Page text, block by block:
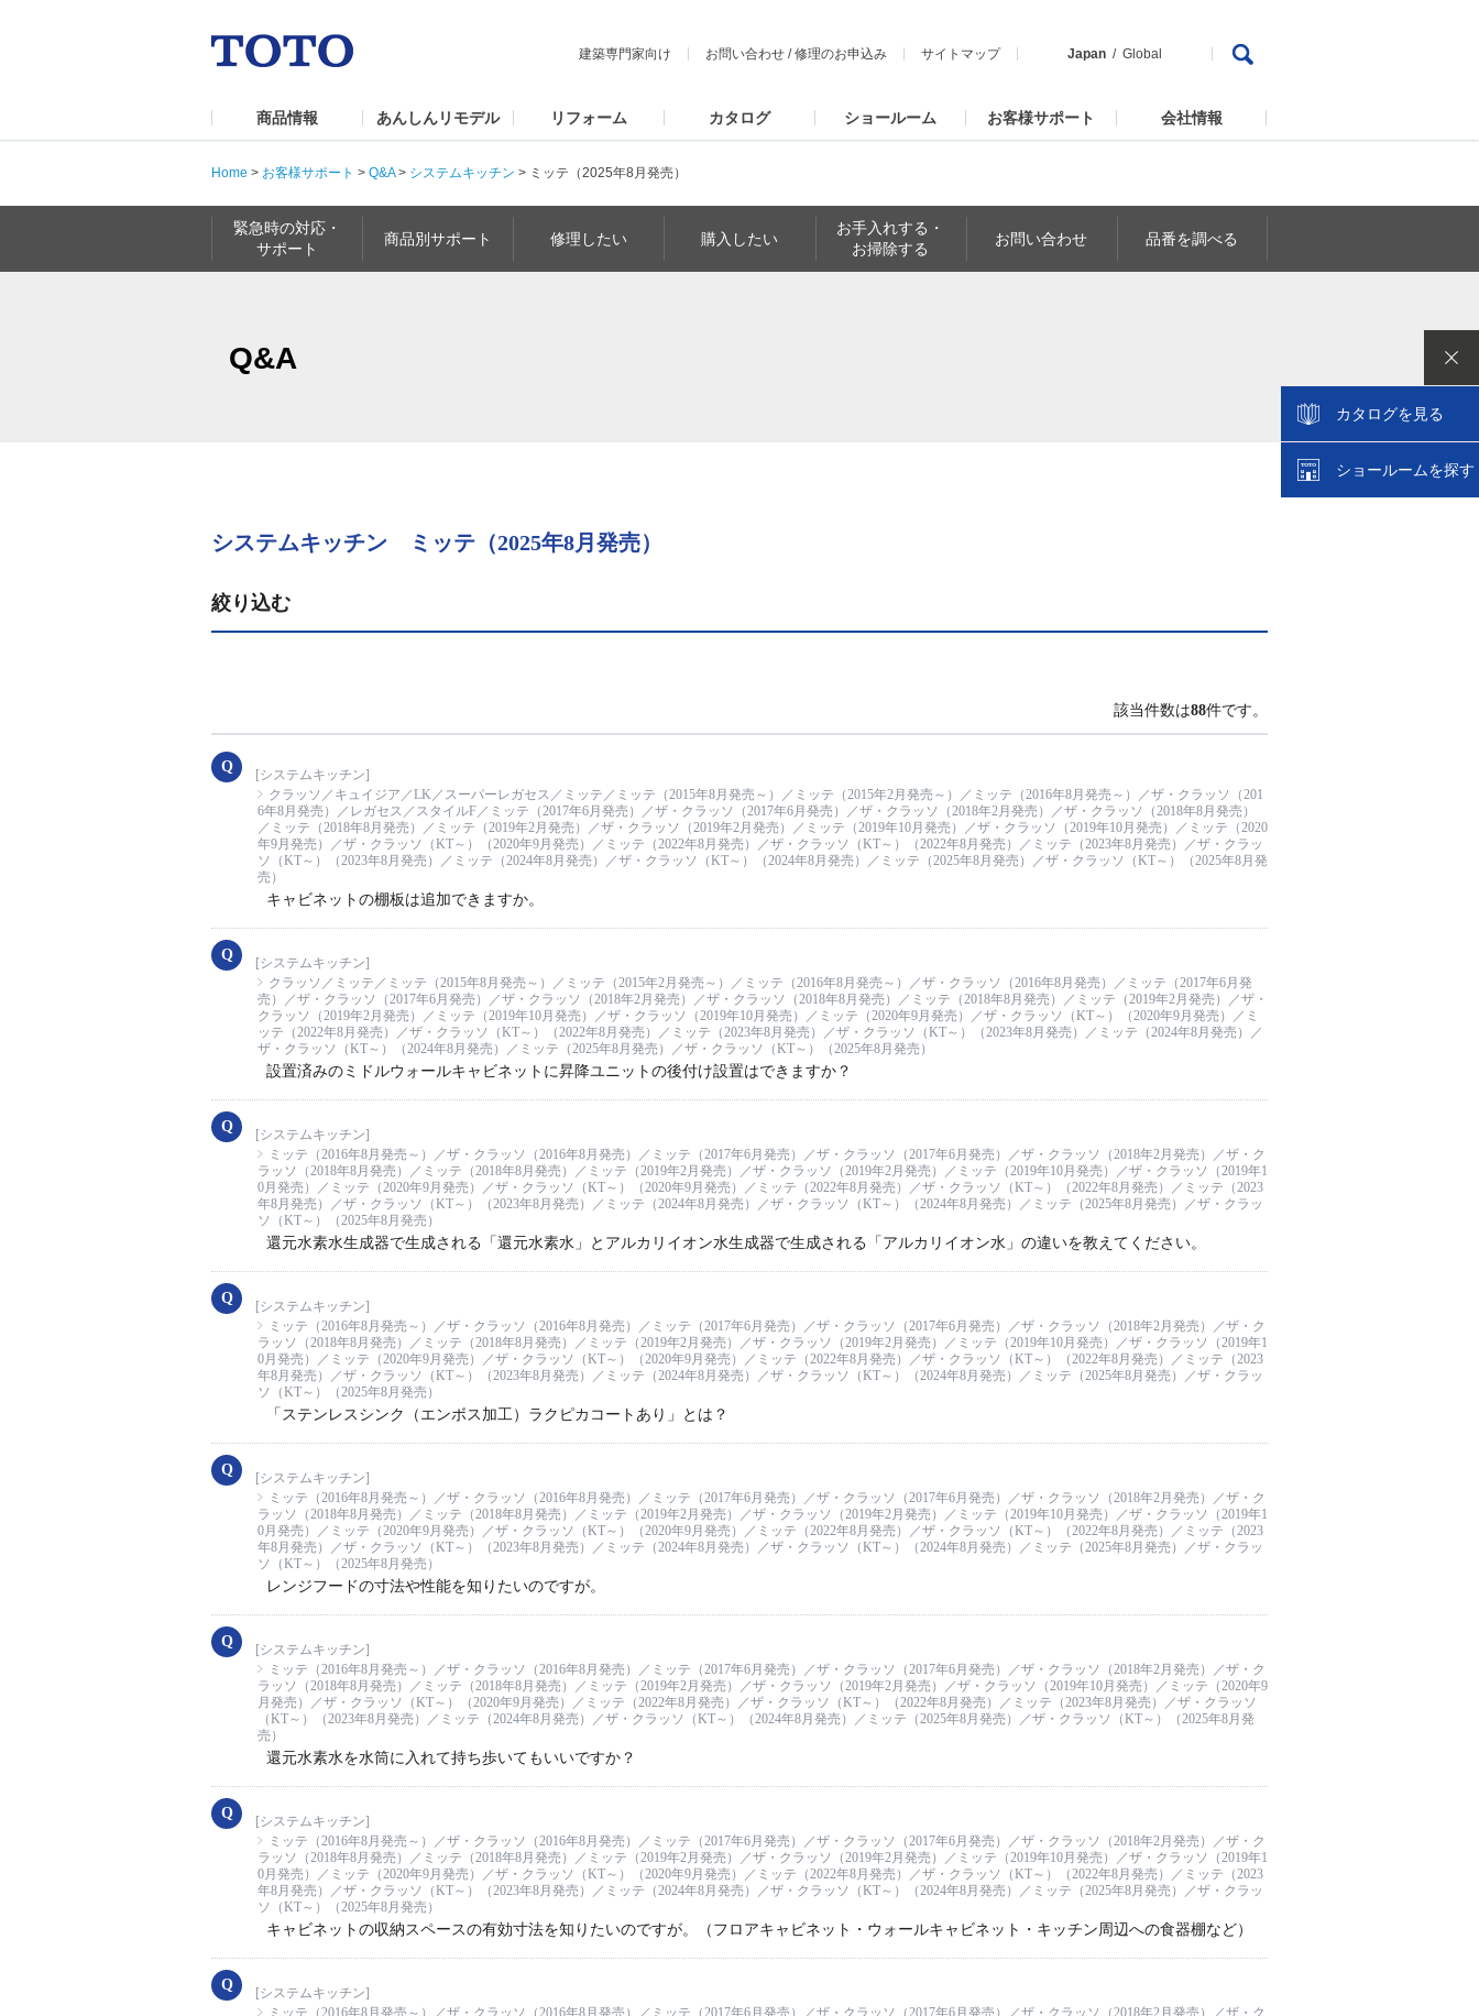
建築専門家向け お問い合わせ /修理のお申込み サイトマップ Japan Global
商品情報 あんしんリモデル リフォーム カタログ ショールーム お客様サポート 会社情報
Home > お客様サポート > Q&A> システムキッチン > ミッテ（2025年8月発売）
緊急時の対応・
サポート
商品別サポート 修理したい 購入したい
お手入れする・
お掃除する
お問い合わせ 品番を調べる
カタログを見る
ショールームを探す
Q&A
システムキッチン ミッテ（2025年8月発売）
絞り込む
該当件数は88件です。
[システムキッチン]
クラッソ／キュイジア／LK／スーパーレガセス／ミッテ／ミッテ（2015年8月発売～）／ミッテ（2015年2月発売～）／ミッテ（2016年8月発売～）／ザ・クラッソ（201
6年8月発売）／レガセス／スタイルF／ミッテ（2017年6月発売）／ザ・クラッソ（2017年6月発売）／ザ・クラッソ（2018年2月発売）／ザ・クラッソ（2018年8月発売）
／ミッテ（2018年8月発売）／ミッテ（2019年2月発売）／ザ・クラッソ（2019年2月発売）／ミッテ（2019年10月発売）／ザ・クラッソ（2019年10月発売）／ミッテ（2020
年9月発売）／ザ・クラッソ（KT～）（2020年9月発売）／ミッテ（2022年8月発売）／ザ・クラッソ（KT～）（2022年8月発売）／ミッテ（2023年8月発売）／ザ・クラッ
ソ（KT～）（2023年8月発売）／ミッテ（2024年8月発売）／ザ・クラッソ（KT～）（2024年8月発売）／ミッテ（2025年8月発売）／ザ・クラッソ（KT～）（2025年8月発
売）
キャビネットの棚板は追加できますか。
[システムキッチン]
クラッソ／ミッテ／ミッテ（2015年8月発売～）／ミッテ（2015年2月発売～）／ミッテ（2016年8月発売～）／ザ・クラッソ（2016年8月発売）／ミッテ（2017年6月発
売）／ザ・クラッソ（2017年6月発売）／ザ・クラッソ（2018年2月発売）／ザ・クラッソ（2018年8月発売）／ミッテ（2018年8月発売）／ミッテ（2019年2月発売）／ザ・
クラッソ（2019年2月発売）／ミッテ（2019年10月発売）／ザ・クラッソ（2019年10月発売）／ミッテ（2020年9月発売）／ザ・クラッソ（KT～）（2020年9月発売）／ミ
ッテ（2022年8月発売）／ザ・クラッソ（KT～）（2022年8月発売）／ミッテ（2023年8月発売）／ザ・クラッソ（KT～）（2023年8月発売）／ミッテ（2024年8月発売）／
ザ・クラッソ（KT～）（2024年8月発売）／ミッテ（2025年8月発売）／ザ・クラッソ（KT～）（2025年8月発売）
設置済みのミドルウォールキャビネットに昇降ユニットの後付け設置はできますか？
[システムキッチン]
ミッテ（2016年8月発売～）／ザ・クラッソ（2016年8月発売）／ミッテ（2017年6月発売）／ザ・クラッソ（2017年6月発売）／ザ・クラッソ（2018年2月発売）／ザ・ク
ラッソ（2018年8月発売）／ミッテ（2018年8月発売）／ミッテ（2019年2月発売）／ザ・クラッソ（2019年2月発売）／ミッテ（2019年10月発売）／ザ・クラッソ（2019年1
0月発売）／ミッテ（2020年9月発売）／ザ・クラッソ（KT～）（2020年9月発売）／ミッテ（2022年8月発売）／ザ・クラッソ（KT～）（2022年8月発売）／ミッテ（2023
年8月発売）／ザ・クラッソ（KT～）（2023年8月発売）／ミッテ（2024年8月発売）／ザ・クラッソ（KT～）（2024年8月発売）／ミッテ（2025年8月発売）／ザ・クラッ
ソ（KT～）（2025年8月発売）
還元水素水生成器で生成される「還元水素水」とアルカリイオン水生成器で生成される「アルカリイオン水」の違いを教えてください。
[システムキッチン]
ミッテ（2016年8月発売～）／ザ・クラッソ（2016年8月発売）／ミッテ（2017年6月発売）／ザ・クラッソ（2017年6月発売）／ザ・クラッソ（2018年2月発売）／ザ・ク
ラッソ（2018年8月発売）／ミッテ（2018年8月発売）／ミッテ（2019年2月発売）／ザ・クラッソ（2019年2月発売）／ミッテ（2019年10月発売）／ザ・クラッソ（2019年1
0月発売）／ミッテ（2020年9月発売）／ザ・クラッソ（KT～）（2020年9月発売）／ミッテ（2022年8月発売）／ザ・クラッソ（KT～）（2022年8月発売）／ミッテ（2023
年8月発売）／ザ・クラッソ（KT～）（2023年8月発売）／ミッテ（2024年8月発売）／ザ・クラッソ（KT～）（2024年8月発売）／ミッテ（2025年8月発売）／ザ・クラッ
ソ（KT～）（2025年8月発売）
「ステンレスシンク（エンボス加工）ラクピカコートあり」とは？
[システムキッチン]
ミッテ（2016年8月発売～）／ザ・クラッソ（2016年8月発売）／ミッテ（2017年6月発売）／ザ・クラッソ（2017年6月発売）／ザ・クラッソ（2018年2月発売）／ザ・ク
ラッソ（2018年8月発売）／ミッテ（2018年8月発売）／ミッテ（2019年2月発売）／ザ・クラッソ（2019年2月発売）／ミッテ（2019年10月発売）／ザ・クラッソ（2019年1
0月発売）／ミッテ（2020年9月発売）／ザ・クラッソ（KT～）（2020年9月発売）／ミッテ（2022年8月発売）／ザ・クラッソ（KT～）（2022年8月発売）／ミッテ（2023
年8月発売）／ザ・クラッソ（KT～）（2023年8月発売）／ミッテ（2024年8月発売）／ザ・クラッソ（KT～）（2024年8月発売）／ミッテ（2025年8月発売）／ザ・クラッ
ソ（KT～）（2025年8月発売）
レンジフードの寸法や性能を知りたいのですが。
[システムキッチン]
ミッテ（2016年8月発売～）／ザ・クラッソ（2016年8月発売）／ミッテ（2017年6月発売）／ザ・クラッソ（2017年6月発売）／ザ・クラッソ（2018年2月発売）／ザ・ク
ラッソ（2018年8月発売）／ミッテ（2018年8月発売）／ミッテ（2019年2月発売）／ザ・クラッソ（2019年2月発売）／ザ・クラッソ（2019年10月発売）／ミッテ（2020年9
月発売）／ザ・クラッソ（KT～）（2020年9月発売）／ミッテ（2022年8月発売）／ザ・クラッソ（KT～）（2022年8月発売）／ミッテ（2023年8月発売）／ザ・クラッソ
（KT～）（2023年8月発売）／ミッテ（2024年8月発売）／ザ・クラッソ（KT～）（2024年8月発売）／ミッテ（2025年8月発売）／ザ・クラッソ（KT～）（2025年8月発
売）
還元水素水を水筒に入れて持ち歩いてもいいですか？
[システムキッチン]
ミッテ（2016年8月発売～）／ザ・クラッソ（2016年8月発売）／ミッテ（2017年6月発売）／ザ・クラッソ（2017年6月発売）／ザ・クラッソ（2018年2月発売）／ザ・ク
ラッソ（2018年8月発売）／ミッテ（2018年8月発売）／ミッテ（2019年2月発売）／ザ・クラッソ（2019年2月発売）／ミッテ（2019年10月発売）／ザ・クラッソ（2019年1
0月発売）／ミッテ（2020年9月発売）／ザ・クラッソ（KT～）（2020年9月発売）／ミッテ（2022年8月発売）／ザ・クラッソ（KT～）（2022年8月発売）／ミッテ（2023
年8月発売）／ザ・クラッソ（KT～）（2023年8月発売）／ミッテ（2024年8月発売）／ザ・クラッソ（KT～）（2024年8月発売）／ミッテ（2025年8月発売）／ザ・クラッ
ソ（KT～）（2025年8月発売）
キャビネットの収納スペースの有効寸法を知りたいのですが。（フロアキャビネット・ウォールキャビネット・キッチン周辺への食器棚など）
[システムキッチン]
ミッテ（2016年8月発売～）／ザ・クラッソ（2016年8月発売）／ミッテ（2017年6月発売）／ザ・クラッソ（2017年6月発売）／ザ・クラッソ（2018年2月発売）／ザ・ク